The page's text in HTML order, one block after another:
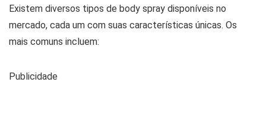
Existem diversos tipos de body spray disponíveis no
mercado, cada um com suas características únicas. Os
mais comuns incluem:
Publicidade